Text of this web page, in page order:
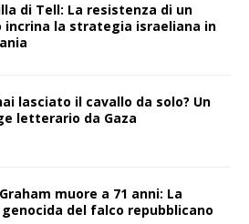
di Tell: La resistenza di un
incrina la strategia israeliana in
lasciato il cavallo da solo? Un
letterario da Gaza
muore a 71 anni: La
del falco repubblicano